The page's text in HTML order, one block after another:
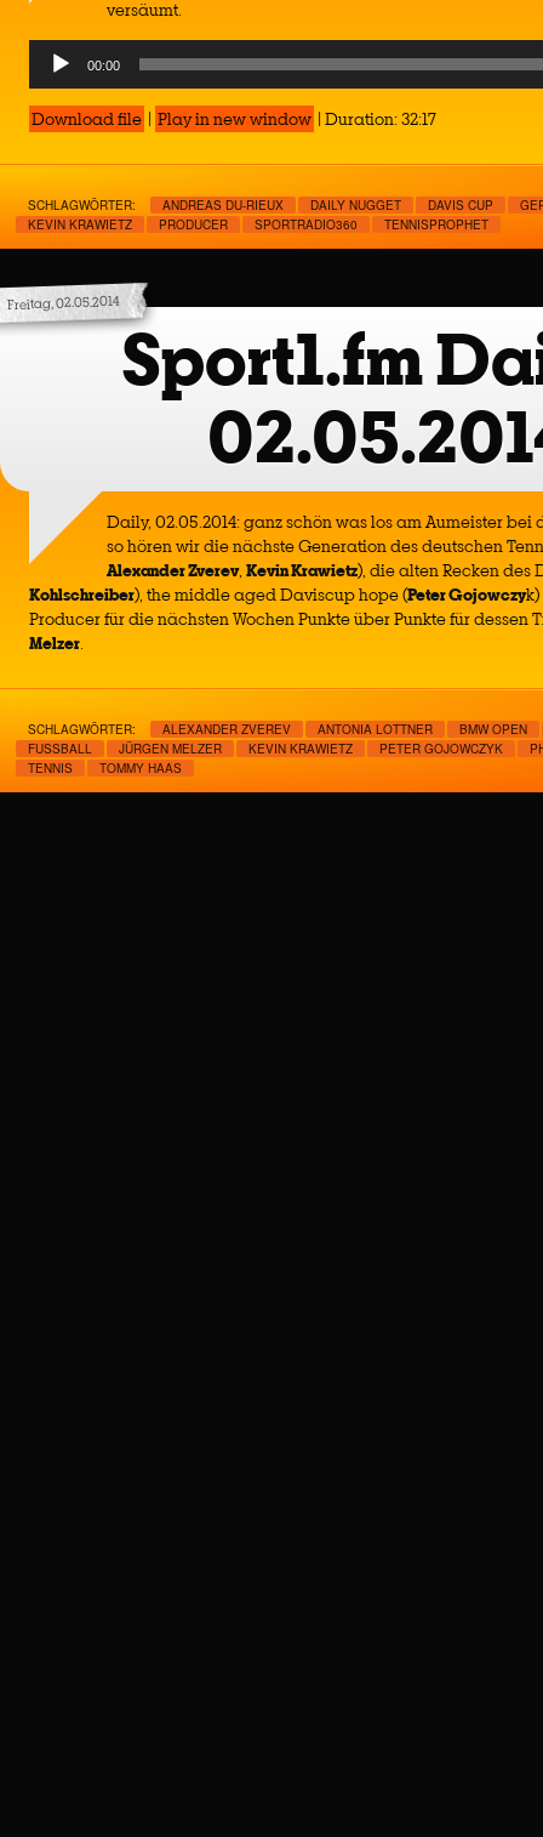
versäumt.
Audio
Player
00:00
Download file | Play in new window | Duration: 32:17
SCHLAGWÖRTER: ANDREAS DU-RIEUX DAILY NUGGET DAVIS CUP
KEVIN KRAWIETZ
PRODUCER SPORTRADIO360 TENNISPROPHET
Freitag, 02.05.2014
Sport1.fm
Daily, 02.05.2014: ganz schön was los am Aumeister bei
so hören wir die nächste Generation des deutschen
Alexander Zverev, Kevin Krawietz), die alten Recken des
Kohlschreiber), the middle aged Daviscup hope (Peter Gojowczy
Producer für die nächsten Wochen Punkte über Punkte für
Melzer.
SCHLAGWÖRTER: ALEXANDER ZVEREV ANTONIA LOTTNER
BMW OPEN
FUSSBALL
JÜRGEN MELZER KEVIN KRAWIETZ PETER GOJOWCZYK
TENNIS
TOMMY HAAS